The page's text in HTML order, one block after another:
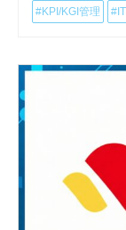
#KPI/KGI管理